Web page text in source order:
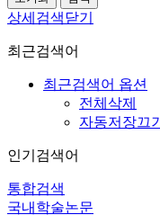
상세검색닫기
최근검색어
최근검색어 옵션
전체삭제
자동저장끄기
인기검색어
통합검색
국내학술논문